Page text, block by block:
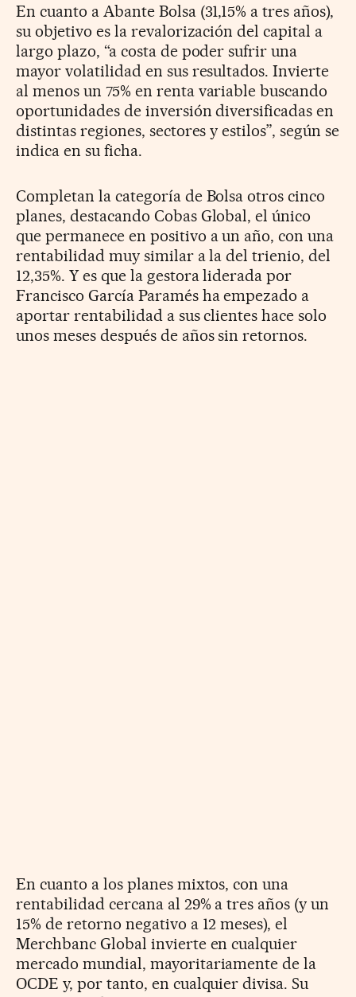
En cuanto a Abante Bolsa (31,15% a tres años),
su objetivo es la revalorización del capital a
largo plazo, “a costa de poder sufrir una
mayor volatilidad en sus resultados. Invierte
al menos un 75% en renta variable buscando
oportunidades de inversión diversificadas en
distintas regiones, sectores y estilos”, según se
indica en su ficha.
Completan la categoría de Bolsa otros cinco
planes, destacando Cobas Global, el único
que permanece en positivo a un año, con una
rentabilidad muy similar a la del trienio, del
12,35%. Y es que la gestora liderada por
Francisco García Paramés ha empezado a
aportar rentabilidad a sus clientes hace solo
unos meses después de años sin retornos.
En cuanto a los planes mixtos, con una
rentabilidad cercana al 29% a tres años (y un
15% de retorno negativo a 12 meses), el
Merch­banc Global invierte en cualquier
mercado mundial, mayoritariamente de la
OCDE y, por tanto, en cualquier divisa. Su